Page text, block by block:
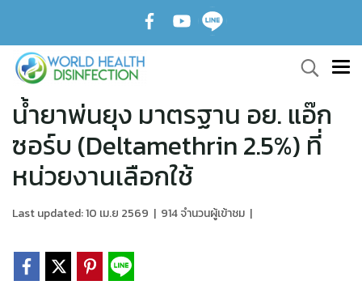
น้ำยาพ่นยุง มาตรฐาน อย. แอ๊ก
ซอร์บ (Deltamethrin 2.5%) ที่
หน่วยงานเลือกใช้
Last updated: 10 เม.ย 2569 | 914 จำนวนผู้เข้าชม |